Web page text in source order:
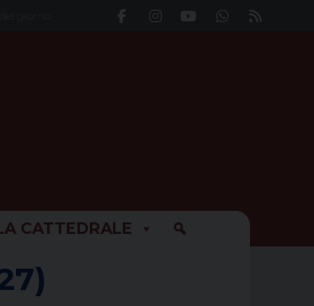
CATTEDRALE